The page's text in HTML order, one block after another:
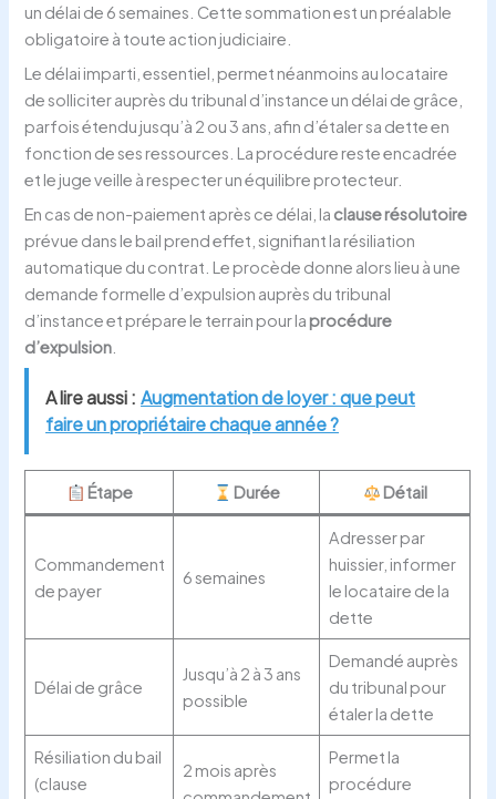
un délai de 6 semaines. Cette sommation est un préalable
obligatoire à toute action judiciaire.
Le délai imparti, essentiel, permet néanmoins au locataire
de solliciter auprès du tribunal d’instance un délai de grâce,
parfois étendu jusqu’à 2 ou 3 ans, afin d’étaler sa dette en
fonction de ses ressources. La procédure reste encadrée
et le juge veille à respecter un équilibre protecteur.
En cas de non-paiement après ce délai, la clause résolutoire
prévue dans le bail prend effet, signifiant la résiliation
automatique du contrat. Le procède donne alors lieu à une
demande formelle d’expulsion auprès du tribunal
d’instance et prépare le terrain pour la procédure
d’expulsion
A lire aussi : Augmentation de loyer : que peut
faire un propriétaire chaque année ?
Étape Durée Détail
Commandement
de payer
6 semaines
Adresser par
huissier, informer
le locataire de la
dette
Délai de grâce
Jusqu’à 2 à 3 ans
possible
Demandé auprès
du tribunal pour
étaler la dette
Résiliation du bail
(clause
2 mois après
Permet la
procédure